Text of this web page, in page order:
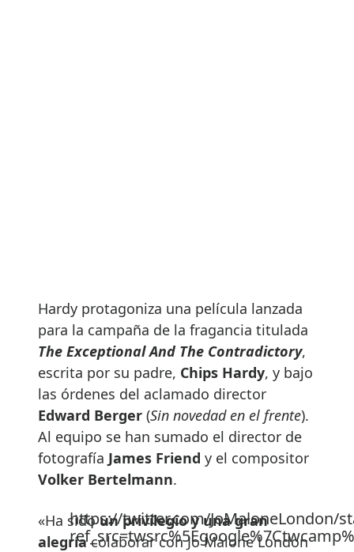
Hardy protagoniza una película lanzada
para la campaña de la fragancia titulada
The Exceptional And The Contradictory,
escrita por su padre, Chips Hardy, y bajo
las órdenes del aclamado director
Edward Berger (Sin novedad en el frente).
Al equipo se han sumado el director de
fotografía James Friend y el compositor
Volker Bertelmann.
https://twitter.com/JoMaloneLondon/
«Ha sidoun privilegio y una gran
alegríacolaborar con Jo Malone London